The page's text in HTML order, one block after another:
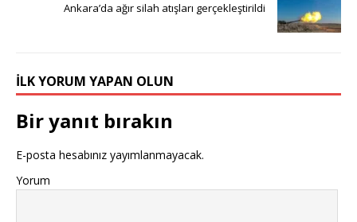
Ankara’da ağır silah atışları gerçekleştirildi
İLK YORUM YAPAN OLUN
Bir yanıt bırakın
E-posta hesabınız yayımlanmayacak.
Yorum